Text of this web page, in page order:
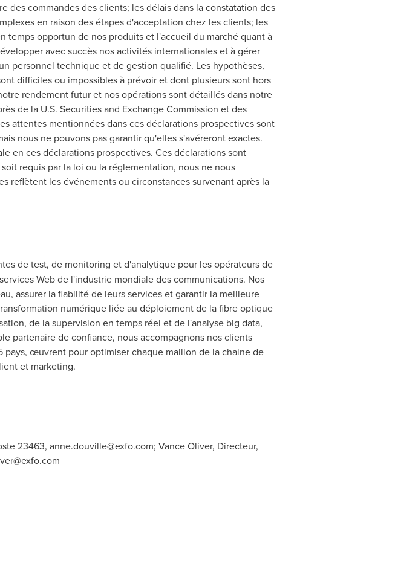
commandes des clients; les délais dans la constatation des
en raison des étapes d'acceptation chez les clients; les
opportun de nos produits et l'accueil du marché quant à
avec succès nos activités internationales et à gérer
personnel technique et de gestion qualifié. Les hypothèses,
difficiles ou impossibles à prévoir et dont plusieurs sont hors
rendement futur et nos opérations sont détaillés dans notre
de la U.S. Securities and Exchange Commission et des
attentes mentionnées dans ces déclarations prospectives sont
nous ne pouvons pas garantir qu'elles s'avéreront exactes.
en ces déclarations prospectives. Ces déclarations sont
requis par la loi ou la réglementation, nous ne nous
reflètent les événements ou circonstances survenant après la
de test, de monitoring et d'analytique pour les opérateurs de
Web de l'industrie mondiale des communications. Nos
assurer la fiabilité de leurs services et garantir la meilleure
numérique liée au déploiement de la fibre optique
de la supervision en temps réel et de l'analyse big data,
partenaire de confiance, nous accompagnons nos clients
pays, œuvrent pour optimiser chaque maillon de la chaine de
et marketing.
23463, anne.douville@exfo.com; Vance Oliver, Directeur,